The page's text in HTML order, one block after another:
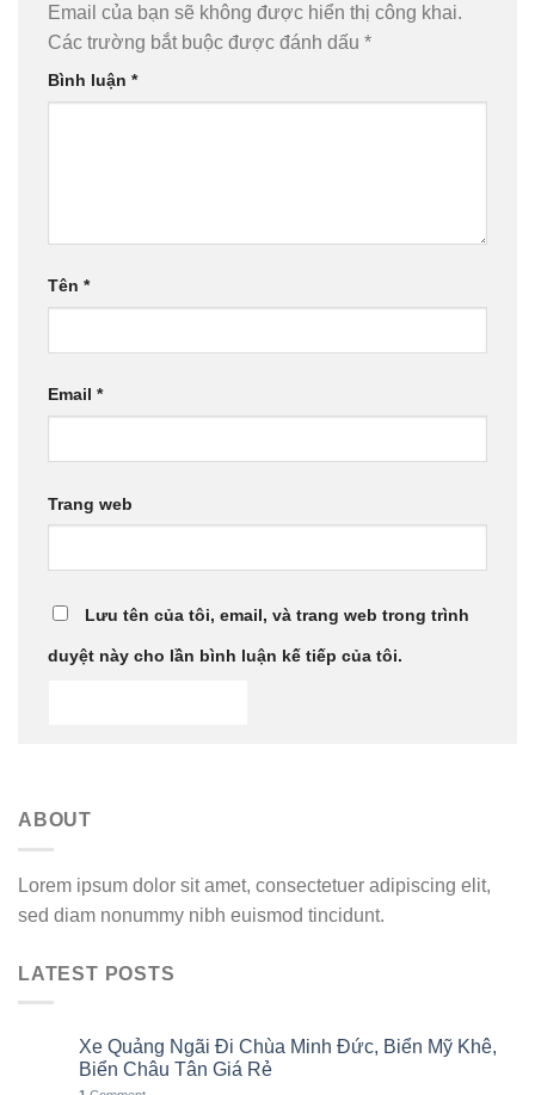
Email của bạn sẽ không được hiển thị công khai.
Các trường bắt buộc được đánh dấu *
Bình luận *
Tên *
Email *
Trang web
Lưu tên của tôi, email, và trang web trong trình
duyệt này cho lần bình luận kế tiếp của tôi.
ABOUT
Lorem ipsum dolor sit amet, consectetuer adipiscing elit,
sed diam nonummy nibh euismod tincidunt.
LATEST POSTS
Xe Quảng Ngãi Đi Chùa Minh Đức, Biển Mỹ Khê,
Biển Châu Tân Giá Rẻ